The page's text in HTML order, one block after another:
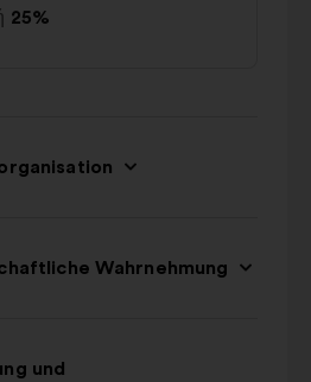
25%
Wahrnehmung
und